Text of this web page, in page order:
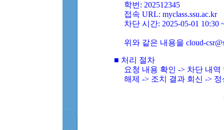
학번: 202512345
접속 URL: myclass.ssu.ac.kr
차단 시간: 2025-05-01 10:30
위와 같은 내용을 cloud-
■ 처리 절차
요청 내용 확인 -> 차단 내
해제 -> 조치 결과 회신 ->